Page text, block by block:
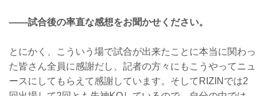
——試合後の率直な感想をお聞かせください。
とにかく、こういう場で試合が出来たことに本当に関わっ
た皆さん全員に感謝だし、記者の方々にもこうやってニュ
ースにしてもらえて感謝しています。そしてRIZINでは2